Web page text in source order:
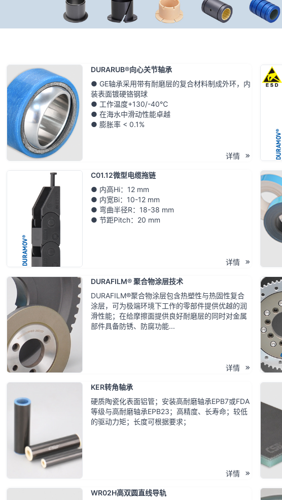
DURARUB®向心关节轴承
● GE轴承采用带有耐磨层的复合材料制成外环，内
装表面镀硬铬钢球
● 工作温度+130/-40℃
● 在海水中滑动性能卓越
● 膨胀率 < 0.1%
详情
C01.12微型电缆拖链
● 内高Hi：12 mm
● 内宽Bi：10-12 mm
● 弯曲半径R：18-38 mm
● 节距Pitch：20 mm
详情
DURAFILM® 聚合物涂层技术
DURAFILM®聚合物涂层包含热塑性与热固性复合
涂层，可为极端环境下工作的零部件提供优越的润
滑性能；在给摩擦面提供良好耐磨层的同时对金属
部件具备防锈、防腐功能...
详情
KER转角轴承
硬质陶瓷化表面铝管；安装高耐磨轴承EPB7或FDA
等级与高耐磨轴承EPB23；高精度、长寿命；较低
的驱动力矩；长度可根据要求；
详情
WR02H高双圆直线导轨